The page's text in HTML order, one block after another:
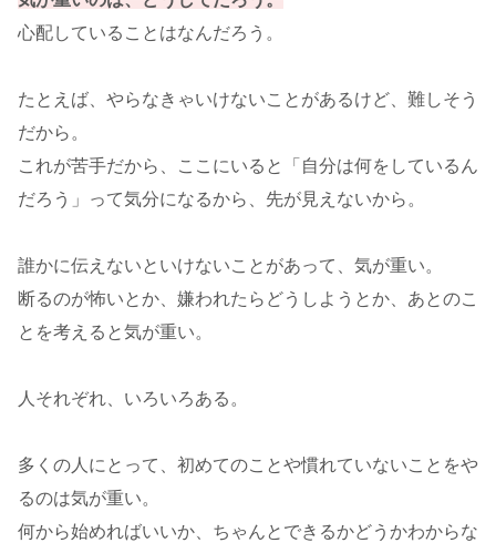
心配していることはなんだろう。
たとえば、やらなきゃいけないことがあるけど、難しそう
だから。
これが苦手だから、ここにいると「自分は何をしているん
だろう」って気分になるから、先が見えないから。
誰かに伝えないといけないことがあって、気が重い。
断るのが怖いとか、嫌われたらどうしようとか、あとのこ
とを考えると気が重い。
人それぞれ、いろいろある。
多くの人にとって、初めてのことや慣れていないことをや
るのは気が重い。
何から始めればいいか、ちゃんとできるかどうかわからな